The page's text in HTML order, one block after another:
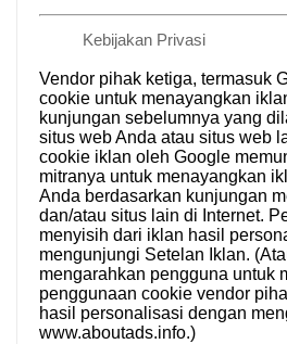
Kebijakan Privasi
Vendor pihak ketiga, termasuk
cookie untuk menayangkan
kunjungan sebelumnya yang
situs web Anda atau situs web
cookie iklan oleh Google
mitranya untuk menayangkan
Anda berdasarkan kunjungan
dan/atau situs lain di Internet.
menyisih dari iklan hasil
mengunjungi Setelan Iklan.
mengarahkan pengguna untuk
penggunaan cookie vendor
hasil personalisasi dengan
www.aboutads.info.)